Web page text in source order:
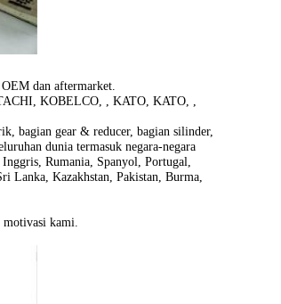
dan aftermarket.
KOBELCO, , KATO, KATO, ,
bagian gear & reducer, bagian silinder,
dunia termasuk negara-negara
Rumania, Spanyol, Portugal,
Kazakhstan, Pakistan, Burma,
kami.